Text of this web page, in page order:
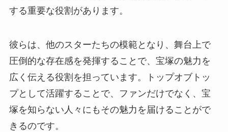
する重要な役割があります。
彼らは、他のスターたちの模範となり、舞台上で
圧倒的な存在感を発揮することで、宝塚の魅力を
広く伝える役割を担っています。トップオブトッ
プとして活躍することで、ファンだけでなく、宝
塚を知らない人々にもその魅力を届けることがで
きるのです。